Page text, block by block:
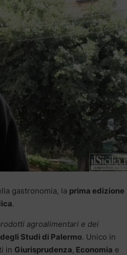
gastronomia, la prima edizione
.
agroalimentari e dei
Studi di Palermo. Unico in
in Giurisprudenza, Economia e